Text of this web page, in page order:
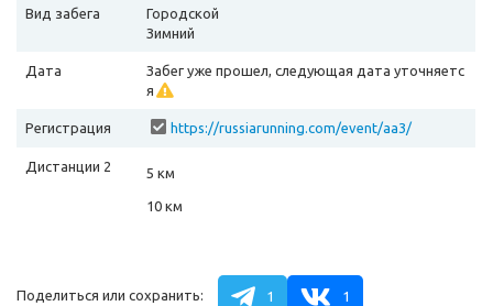
Вид забега
Городской
Зимний
Дата
Забег уже прошел, следующая дата уточняетс
я
Регистрация https://russiarunning.com/event/aa3/
Дистанции 2 5 км
10 км
Поделиться или сохранить: 1 1